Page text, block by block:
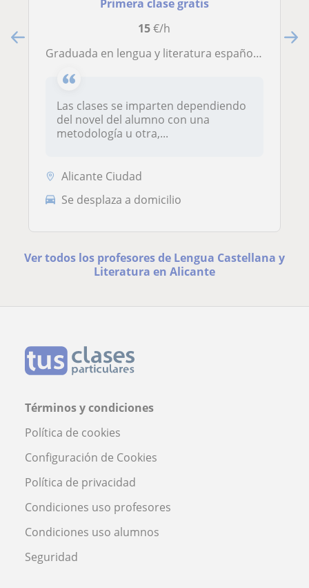
Primera clase gratis
15€/h
Graduada en lengua y literatura española con especialidad en literatura, correctora de textos, lectora editorial y bibliotecaria
Las clases se imparten dependiendo
del novel del alumno con una
metodología u otra,...
Alicante Ciudad
Se desplaza a domicilio
Ver todos los profesores de Lengua Castellana y
Literatura en Alicante
Términos y condiciones
Política de cookies
Configuración de Cookies
Política de privacidad
Condiciones uso profesores
Condiciones uso alumnos
Seguridad